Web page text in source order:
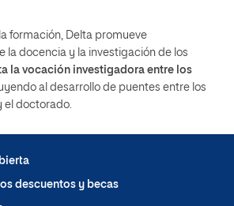
formación, Delta promueve
la docencia y la investigación de los
la vocación investigadora entre los
al desarrollo de puentes entre los
el doctorado.
descuentos y becas